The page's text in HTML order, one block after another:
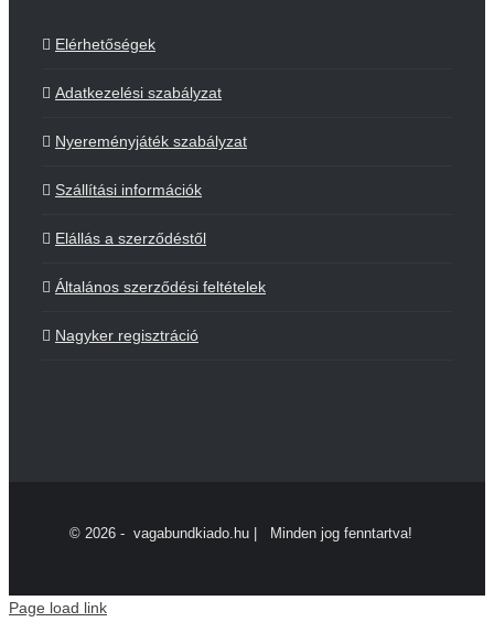
Elérhetőségek
Adatkezelési szabályzat
Nyereményjáték szabályzat
Szállítási információk
Elállás a szerződéstől
Általános szerződési feltételek
Nagyker regisztráció
© 2026 - vagabundkiado.hu | Minden jog fenntartva!
Page load link